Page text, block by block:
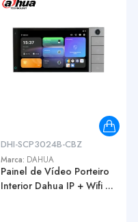
DHI-SCP3024B-CBZ
Marca: DAHUA
Painel de Vídeo Porteiro
Interior Dahua IP + Wifi ...